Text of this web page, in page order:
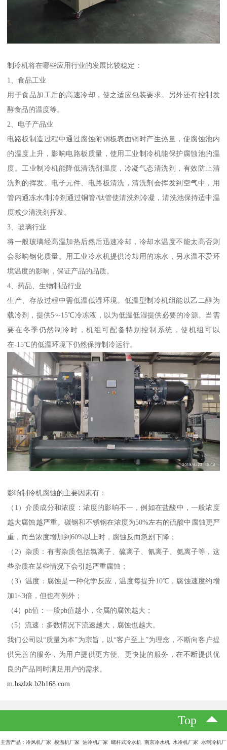
制冷机将在哪些应用行业的发展比较稳定：
1、食品工业
用于食品加工后的高速冷却，使之适应包装要求。另外还有控制发
酵食品的温度等。
2、电子产品业
电路板制造过程中通过腐蚀附铜板表面铜时产生热量，使腐蚀池内
的温度上升，影响电路板质量，使用工业制冷机能保护腐蚀池的温
度。工业制冷机能降低清洗剂温度，冷凝气态清洗剂，有效防止清
洗剂的挥发。电子元件、电路板清洗，清洗剂会挥发到空气中，用
管内通冻水/制冷剂通过铜管/钛管使清洗剂冷凝，清洗池保持适中温
度减少清洗剂挥发。
3、玻璃行业
将一般玻璃经高温加热后然后迅速冷却，冷却水温度不能太高否则
会影响钢化质量。用工业冷水机提供冷却用的冻水，另水温不爱环
境温度的影响，保证产品的品质。
4、药品、生物制品行业
生产、存放过程中需低温低湿环境。低温型制冷机组能以乙二醇为
载冷剂，提供5~-15℃冷冻液，以为低温低湿提供必要的冷源。当需
要在冬季仍然制冷时，机组可配备特别控制系统，使机组可以
在-15℃的低温环境下仍然保持制冷运行。
影响制冷机腐蚀的主要因素有：
（1）介质成分和浓度：浓度的影响不一，例如在盐酸中，一般浓度
越大腐蚀越严重。碳钢和不锈钢在浓度为50%左右的硫酸中腐蚀更严
重，而当浓度增加到60%以上时，腐蚀反而急剧下降；
（2）杂质：有害杂质包括氯离子、硫离子、氰离子、氨离子等，这
些杂质在某些情况下会引起严重腐蚀；
（3）温度：腐蚀是一种化学反应，温度每提升10℃，腐蚀速度约增
加1~3倍，但也有例外；
（4）ph值：一般ph值越小，金属的腐蚀越大；
（5）流速：多数情况下流速越大，腐蚀也越大。
我们公司以“质量为本”为宗旨，以“客户至上”为理念，不断向客户提
供完善的服务，为用户提供更方便、更快捷的服务，在不断提供优
良的产品同时满足用户的需求。
m.bszlzk.b2b168.com
Top
主营产品：冷风机厂家 模温机厂家 油冷机厂家 螺杆式冷水机 南京冷水机 水冷机厂家 水制冷机厂